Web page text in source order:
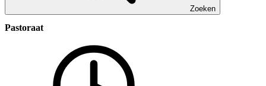
Zoeken
Pastoraat